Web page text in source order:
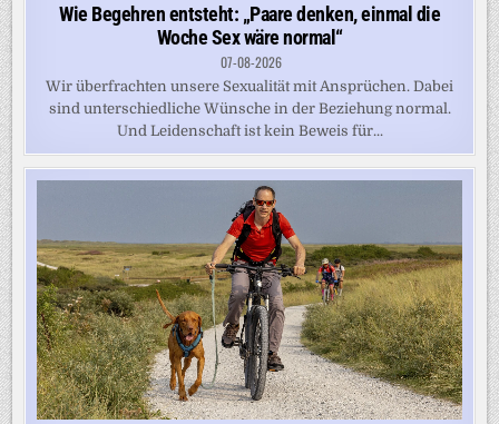
Wie Begehren entsteht: „Paare denken, einmal die
Woche Sex wäre normal“
07-08-2026
Wir überfrachten unsere Sexualität mit Ansprüchen. Dabei
sind unterschiedliche Wünsche in der Beziehung normal.
Und Leidenschaft ist kein Beweis für...